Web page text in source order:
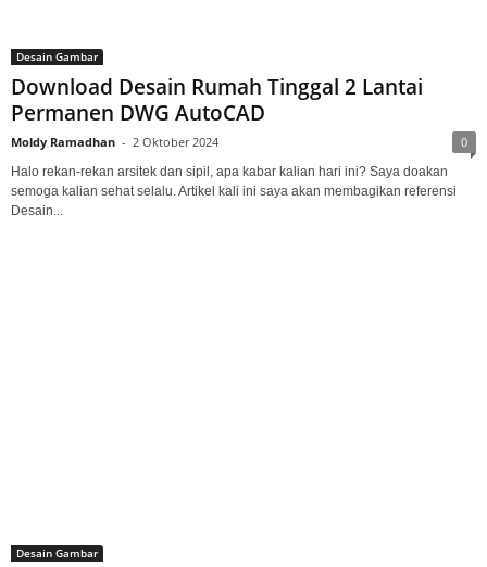
Desain Gambar
Download Desain Rumah Tinggal 2 Lantai
Permanen DWG AutoCAD
Moldy Ramadhan - 2 Oktober 2024 0
Halo rekan-rekan arsitek dan sipil, apa kabar kalian hari ini? Saya doakan
semoga kalian sehat selalu. Artikel kali ini saya akan membagikan referensi
Desain...
Desain Gambar